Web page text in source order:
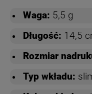
Waga: 5,5 g
Długość: 14,5
Rozmiar
Typ wkładu: